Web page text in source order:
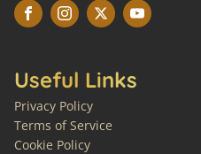
Useful Links
Privacy Policy
Terms of Service
Cookie Policy